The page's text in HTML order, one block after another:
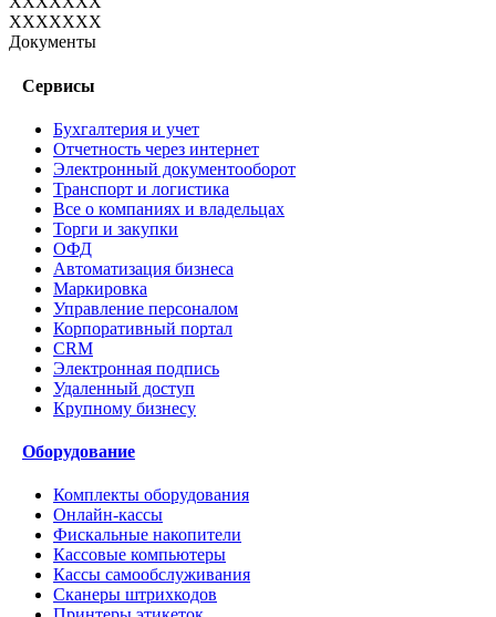
XXXXXXX
Документы
Сервисы
Бухгалтерия и учет
Отчетность через интернет
Электронный документооборот
Транспорт и логистика
Все о компаниях и владельцах
Торги и закупки
ОФД
Автоматизация бизнеса
Маркировка
Управление персоналом
Корпоративный портал
CRM
Электронная подпись
Удаленный доступ
Крупному бизнесу
Оборудование
Комплекты оборудования
Онлайн-кассы
Фискальные накопители
Кассовые компьютеры
Кассы самообслуживания
Сканеры штрихкодов